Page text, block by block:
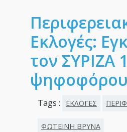
Εκλογές:
τον ΣΥΡΙΖΑ
Tags : ΕΚΛΟΓΕΣ
ΦΩΤΕΙΝΗ ΒΡΥΝΑ